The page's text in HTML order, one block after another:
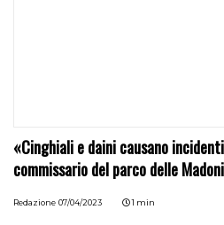
«Cinghiali e daini causano
commissario del parco delle
Redazione 07/04/2023 1 min